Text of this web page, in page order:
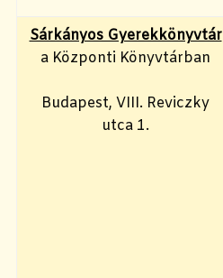
Sárkányos Gyerekkönyvtár
a Központi Könyvtárban
Budapest, VIII. Reviczky
utca 1.